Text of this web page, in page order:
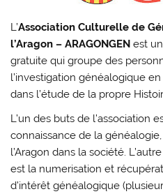
L’Association Culturelle de
l’Aragon – ARAGONGENest
gratuite qui groupe des
l’investigation généalogique
dans l’étude de la propre
L’un des buts de l’association
connaissance de la
l’Aragon dans la société.
est la numerisation et
d’intérêt généalogique